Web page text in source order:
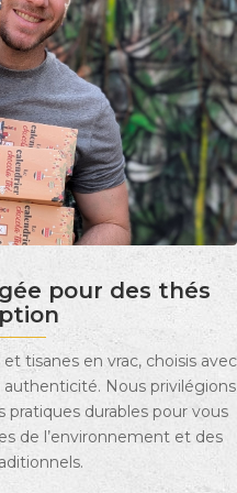
pour des thés
tisanes en vrac, choisis avec
Nous privilégions
durables pour vous
de l’environnement et des